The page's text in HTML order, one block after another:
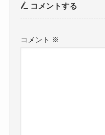
コメントする
コメント ※